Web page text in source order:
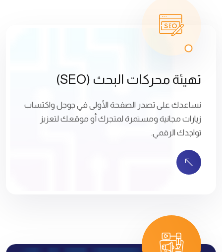
تهيئة محركات البحث (SEO)
نساعدك على تصدر الصفحة الأولى في جوجل واكتساب
زيارات مجانية ومستمرة لمتجرك أو موقعك لتعزيز
تواجدك الرقمي.